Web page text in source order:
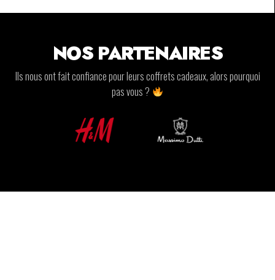
NOS PARTENAIRES
Ils nous ont fait confiance pour leurs coffrets cadeaux, alors pourquoi
pas vous ?